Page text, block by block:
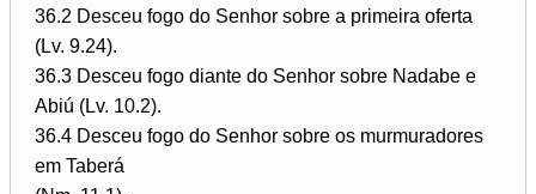
36.2 Desceu fogo do Senhor sobre a primeira oferta
(Lv. 9.24).
36.3 Desceu fogo diante do Senhor sobre Nadabe e
Abiú (Lv. 10.2).
36.4 Desceu fogo do Senhor sobre os murmuradores
em Taberá